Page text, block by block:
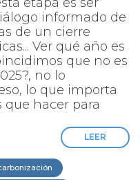
informado de
de un cierre
Ver qué año es
que no es
no lo
lo que importa
que hacer para
LEER